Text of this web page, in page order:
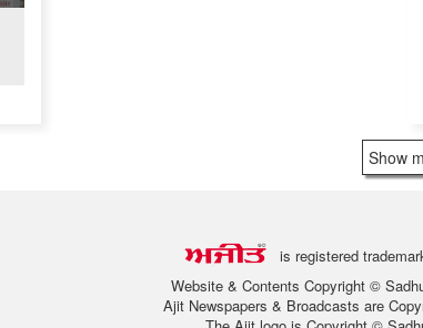
Show
is registered
Website & Contents Copyright ©
Ajit Newspapers & Broadcasts are